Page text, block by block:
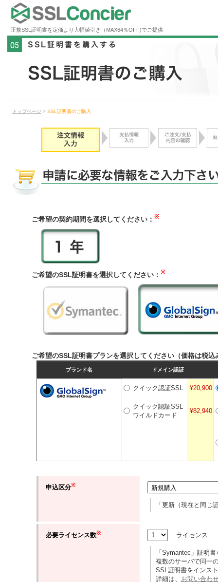
正規SSL証明書を定価より大幅値引き（MAX64％OFF)でご提供
トップページ > SSL証明書のご購入
ご希望の契約期間を選択してください： ※
ご希望のSSL証明書を選択してください： ※
ご希望のSSL証明書プランを選択してください（価格は税込
ブランド名 ドメイン認証
クイック認証SSL ¥20,900
クイック認証SSL
ワイルドカード
¥82,940
申込区分※
「更新（現在と同じ
必要ライセンス数※ ライセンス
「Symantec」証明
複数のサーバで同一
SSL証明書をインス
詳細は、 お問い合わ